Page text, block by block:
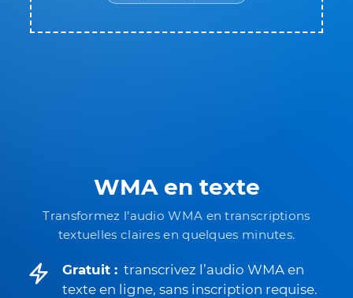
WMA en texte
Transformez l’audio WMA en transcriptions
textuelles claires en quelques minutes.
Gratuit : transcrivez l’audio WMA en
texte en ligne, sans inscription requise.